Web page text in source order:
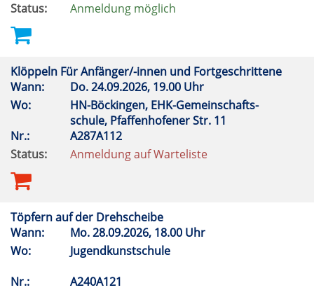
Status:
Anmeldung möglich
Klöppeln Für Anfänger/-innen und Fortgeschrittene
Wann:
Do.24.09.2026, 19.00 Uhr
Wo:
HN-Böckingen, EHK-Gemeinschafts-
schule, Pfaffenhofener Str. 11
Nr.:
A287A112
Status:
Anmeldung auf Warteliste
Töpfern auf der Drehscheibe
Wann:
Mo.28.09.2026, 18.00 Uhr
Wo:
Jugendkunstschule
Nr.:
A240A121